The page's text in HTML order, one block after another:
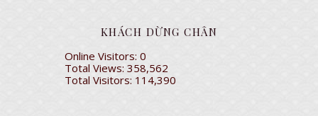
KHÁCH DỪNG CHÂN
Online Visitors:0
Total Views:358,562
Total Visitors: 114,390